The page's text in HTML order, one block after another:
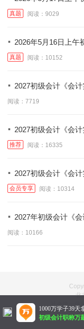
真题 阅读：9029
· 2026年5月16日上午
真题 阅读：10152
· 2027初级会计《会
阅读：7719
· 2027初级会计《会
推荐 阅读：16335
· 2027初级会计《会
会员专享 阅读：10314
· 2027年初级会计《
阅读：10166
北
社会统一
1000万学子39天
初级会计职称万